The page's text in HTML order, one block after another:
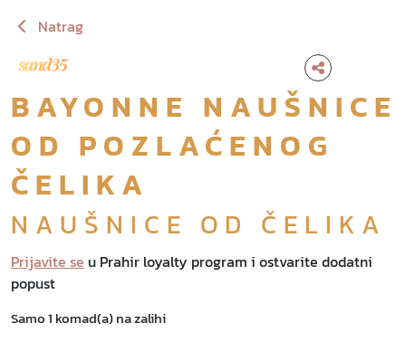
Natrag
BAYONNE NAUŠNICE
OD POZLAĆENOG
ČELIKA
NAUŠNICE OD ČELIKA
Prijavite se u Prahir loyalty program i ostvarite dodatni
popust
Samo 1 komad(a) na zalihi